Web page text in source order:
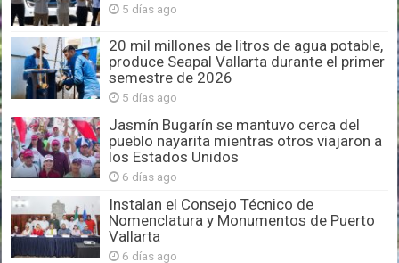
5 días ago
20 mil millones de litros de agua potable,
produce Seapal Vallarta durante el primer
semestre de 2026
5 días ago
Jasmín Bugarín se mantuvo cerca del
pueblo nayarita mientras otros viajaron a
los Estados Unidos
6 días ago
Instalan el Consejo Técnico de
Nomenclatura y Monumentos de Puerto
Vallarta
6 días ago